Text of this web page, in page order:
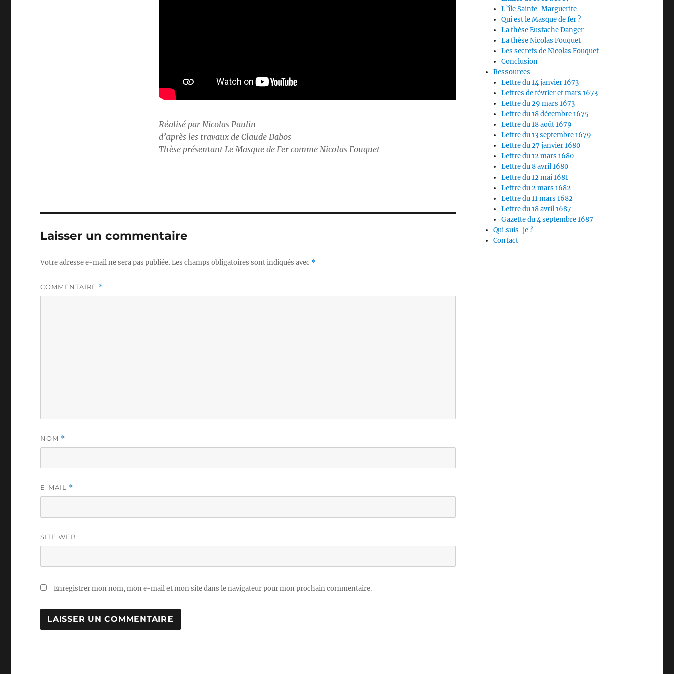
Réalisé par Nicolas Paulin
d’après les travaux de Claude Dabos
Thèse présentant Le Masque de Fer comme Nicolas Fouquet
Laisser un commentaire
Votre adresse e-mail ne sera pas publiée.Les champs obligatoires sont indiqués avec *
COMMENTAIRE *
NOM *
E-MAIL *
SITE WEB
Enregistrer mon nom, mon e-mail et mon site dans le navigateur pour mon prochain commentaire.
L’île Sainte-Marguerite
Qui est le Masque de fer ?
La thèse Eustache Danger
La thèse Nicolas Fouquet
Les secrets de Nicolas Fouquet
Conclusion
Ressources
Lettre du 14 janvier 1673
Lettres de février et mars 1673
Lettre du 29 mars 1673
Lettre du 18 décembre 1675
Lettre du 18 août 1679
Lettre du 13 septembre 1679
Lettre du 27 janvier 1680
Lettre du 12 mars 1680
Lettre du 8 avril 1680
Lettre du 12 mai 1681
Lettre du 2 mars 1682
Lettre du 11 mars 1682
Lettre du 18 avril 1687
Gazette du 4 septembre 1687
Qui suis-je ?
Contact